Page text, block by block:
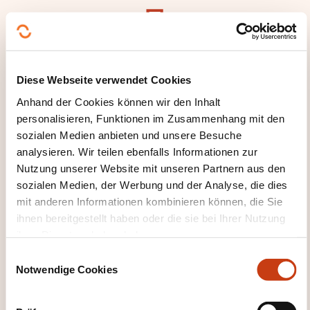
Diese Webseite verwendet Cookies
Anhand der Cookies können wir den Inhalt
personalisieren, Funktionen im Zusammenhang mit den
sozialen Medien anbieten und unsere Besuche
analysieren. Wir teilen ebenfalls Informationen zur
Nutzung unserer Website mit unseren Partnern aus den
sozialen Medien, der Werbung und der Analyse, die dies
mit anderen Informationen kombinieren können, die Sie
ihnen bereitgestellt haben oder die sie bei Ihrer Nutzung
Notwendige Cookies
Seite der
Weiterbildungskate
gorien
zurückzugelangen
Weiterbildungsfeld